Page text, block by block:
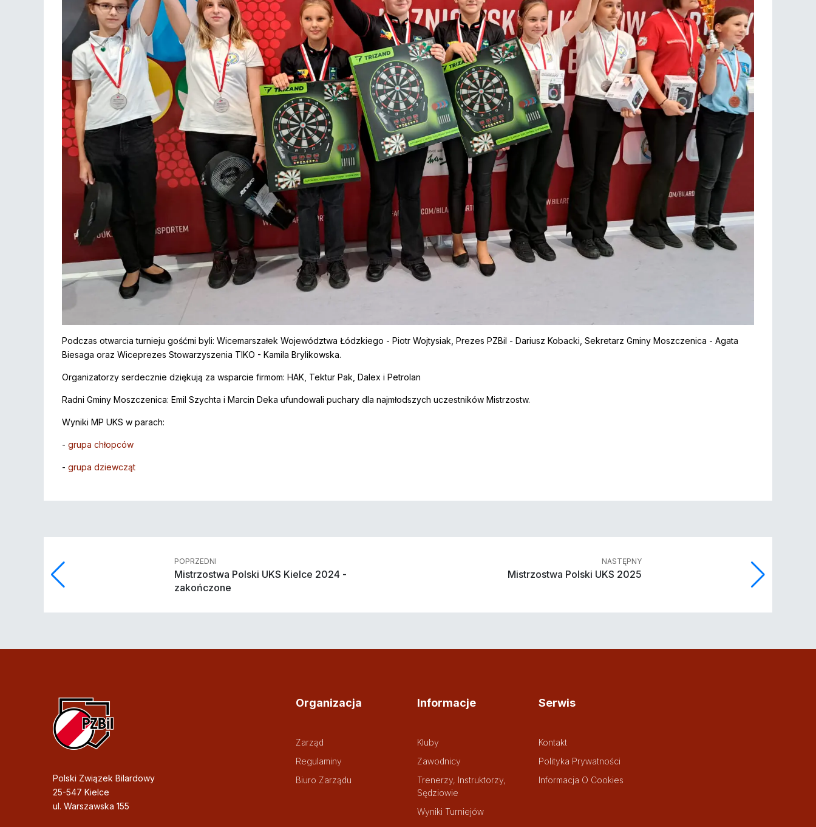
Podczas otwarcia turnieju gośćmi byli: Wicemarszałek Województwa Łódzkiego - Piotr Wojtysiak, Prezes PZBil - Dariusz Kobacki, Sekretarz Gminy Moszczenica - Agata
Biesaga oraz Wiceprezes Stowarzyszenia TIKO - Kamila Brylikowska.
Organizatorzy serdecznie dziękują za wsparcie firmom: HAK, Tektur Pak, Dalex i Petrolan
Radni Gminy Moszczenica: Emil Szychta i Marcin Deka ufundowali puchary dla najmłodszych uczestników Mistrzostw.
Wyniki MP UKS w parach:
- grupa chłopców
- grupa dziewcząt
POPRZEDNI
Mistrzostwa Polski UKS Kielce 2024 -
zakończone
NASTĘPNY
Mistrzostwa Polski UKS 2025
Polski Związek Bilardowy
25-547 Kielce
ul. Warszawska 155
Organizacja
Zarząd
Regulaminy
Biuro Zarządu
Informacje
Kluby
Zawodnicy
Trenerzy, Instruktorzy,
Sędziowie
Wyniki Turniejów
Serwis
Kontakt
Polityka Prywatności
Informacja O Cookies